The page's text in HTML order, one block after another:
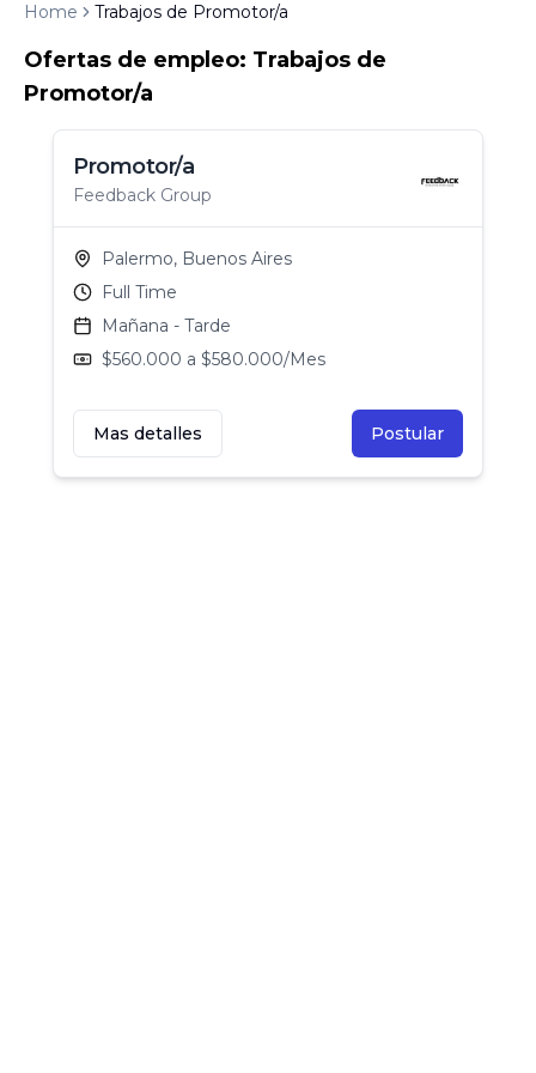
Home Trabajos de Promotor/a
Ofertas de empleo: Trabajos de
Promotor/a
Promotor/a
Feedback Group
Palermo, Buenos Aires
Full Time
Mañana - Tarde
$560.000 a $580.000/Mes
Mas detalles Postular